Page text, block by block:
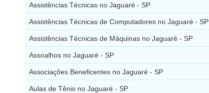
Assistências Técnicas no Jaguaré - SP
Assistências Técnicas de Computadores no Jaguaré - SP
Assistências Técnicas de Máquinas no Jaguaré - SP
Assoalhos no Jaguaré - SP
Associações Beneficentes no Jaguaré - SP
Aulas de Tênis no Jaguaré - SP